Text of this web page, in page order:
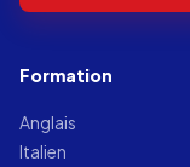
Formation
Anglais
Italien